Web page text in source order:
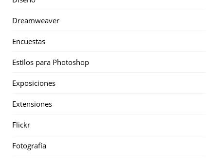
Dreamweaver
Encuestas
Estilos para Photoshop
Exposiciones
Extensiones
Flickr
Fotografía